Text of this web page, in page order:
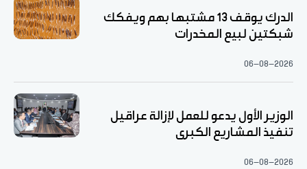
الدرك يوقف 13 مشتبها بهم ويفكك
شبكتين لبيع المخدرات
06-08-2026
الوزير الأول يدعو للعمل لإزالة عراقيل
تنفيذ المشاريع الكبرى
06-08-2026